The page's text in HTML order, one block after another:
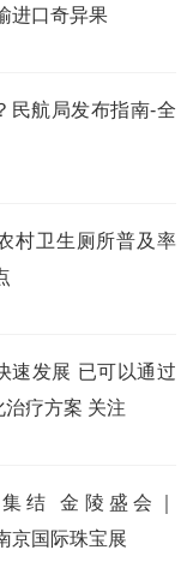
进口奇异果
民航局发布指南-全
村卫生厕所普及率
速发展 已可以通过
疗方案 关注
结 金陵盛会｜
京国际珠宝展